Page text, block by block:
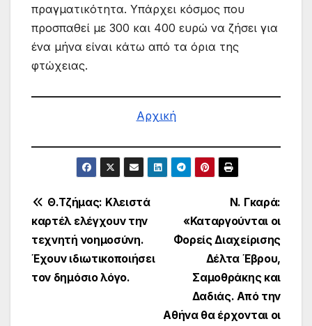
πραγματικότητα. Υπάρχει κόσμος που
προσπαθεί με 300 και 400 ευρώ να ζήσει για
ένα μήνα είναι κάτω από τα όρια της
φτώχειας.
Αρχική
Πλοήγηση
άρθρων
Ν. Γκαρά:
«Καταργούνται οι
Φορείς Διαχείρισης
Δέλτα Έβρου,
Σαμοθράκης και
Δαδιάς. Από την
Αθήνα θα έρχονται οι
Θ.Τζήμας: Κλειστά
καρτέλ ελέγχουν την
τεχνητή νοημοσύνη.
Έχουν ιδιωτικοποιήσει
τον δημόσιο λόγο.